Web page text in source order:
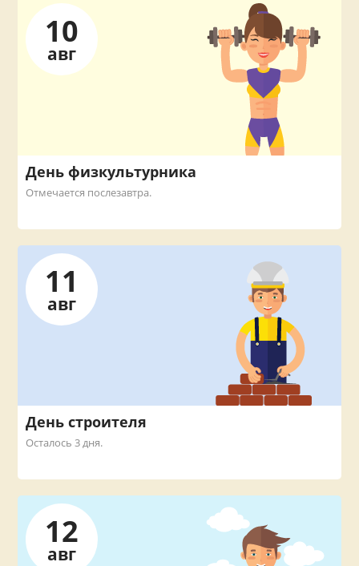
10
авг
День физкультурника
Отмечается послезавтра.
11
авг
День строителя
Осталось 3 дня.
12
авг